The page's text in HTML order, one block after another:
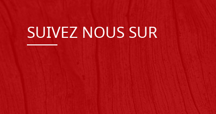
SUIVEZ NOUS SUR